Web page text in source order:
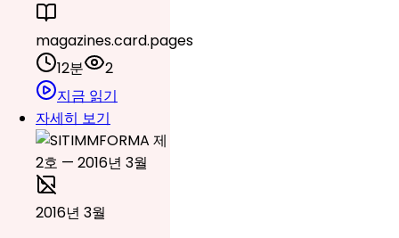
magazines.card.pages
12분
2
지금 읽기
자세히 보기
2016년 3월